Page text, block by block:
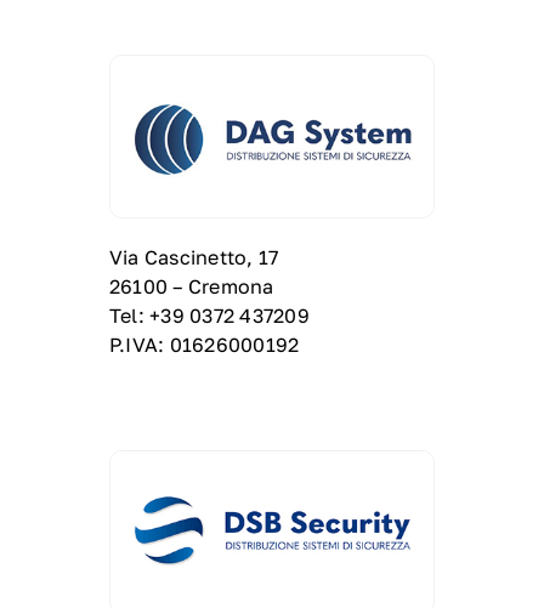
Via Cascinetto, 17
26100 – Cremona
Tel: +39 0372 437209
P.IVA: 01626000192